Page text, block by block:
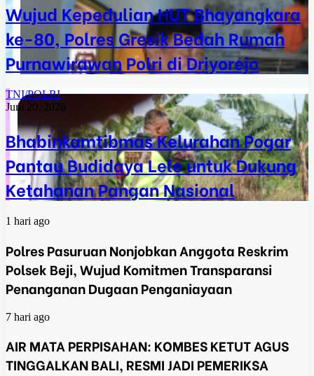
Wujud Kepedulian HUT Bhayangkara
ke-80, Polres Gresik Bedah Rumah
Purnawirawan Polri di Driyorejo
TNI/POLRI
Juni 20, 2026
Bhabinkamtibmas Kelurahan Pogar
Pantau Budidaya Lele untuk Dukung
Ketahanan Pangan Nasional
1 hari ago
Polres Pasuruan Nonjobkan Anggota Reskrim
Polsek Beji, Wujud Komitmen Transparansi
Penanganan Dugaan Penganiayaan
7 hari ago
AIR MATA PERPISAHAN: KOMBES KETUT AGUS
TINGGALKAN BALI, RESMI JADI PEMERIKSA